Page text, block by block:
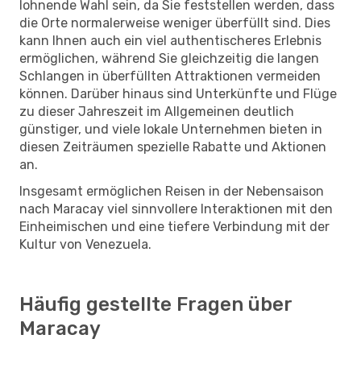
lohnende Wahl sein, da Sie feststellen werden, dass
die Orte normalerweise weniger überfüllt sind. Dies
kann Ihnen auch ein viel authentischeres Erlebnis
ermöglichen, während Sie gleichzeitig die langen
Schlangen in überfüllten Attraktionen vermeiden
können. Darüber hinaus sind Unterkünfte und Flüge
zu dieser Jahreszeit im Allgemeinen deutlich
günstiger, und viele lokale Unternehmen bieten in
diesen Zeiträumen spezielle Rabatte und Aktionen
an.
Insgesamt ermöglichen Reisen in der Nebensaison
nach Maracay viel sinnvollere Interaktionen mit den
Einheimischen und eine tiefere Verbindung mit der
Kultur von Venezuela.
Häufig gestellte Fragen über
Maracay